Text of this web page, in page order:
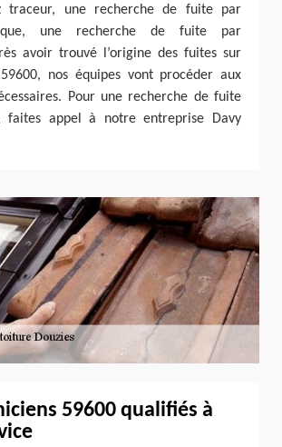
traceur, une recherche de fuite par
une recherche de fuite par
avoir trouvé l’origine des fuites sur
nos équipes vont procéder aux
Pour une recherche de fuite
faites appel à notre entreprise Davy
59600 qualifiés à